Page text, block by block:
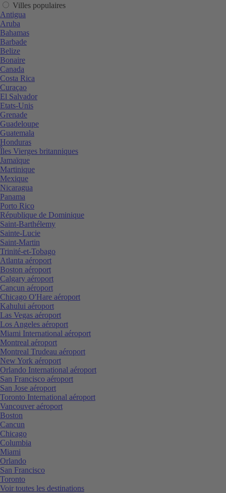
Villes populaires
Antigua
Aruba
Bahamas
Barbade
Belize
Bonaire
Canada
Costa Rica
Curaçao
El Salvador
Etats-Unis
Grenade
Guadeloupe
Guatemala
Honduras
Îles Vierges britanniques
Jamaïque
Martinique
Mexique
Nicaragua
Panama
Porto Rico
République de Dominique
Saint-Barthélemy
Sainte-Lucie
Saint-Martin
Trinité-et-Tobago
Atlanta aéroport
Boston aéroport
Calgary aéroport
Cancun aéroport
Chicago O'Hare aéroport
Kahului aéroport
Las Vegas aéroport
Los Angeles aéroport
Miami International aéroport
Montreal aéroport
Montreal Trudeau aéroport
New York aéroport
Orlando International aéroport
San Francisco aéroport
San Jose aéroport
Toronto International aéroport
Vancouver aéroport
Boston
Cancun
Chicago
Columbia
Miami
Orlando
San Francisco
Toronto
Voir toutes les destinations